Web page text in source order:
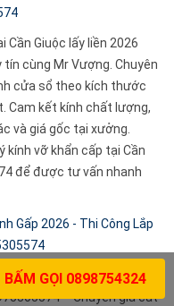
Cần Giuộc lấy liền 2026
tín cùng Mr Vượng. Chuyên
cửa sổ theo kích thước
Cam kết kính chất lượng,
và giá gốc tại xưởng.
kính vỡ khẩn cấp tại Cần
để được tư vấn nhanh
Gấp 2026 - Thi Công Lắp
Chánh gấp? Liên hệ
– Chuyên gia cắt
BẤM GỌI 0898754324